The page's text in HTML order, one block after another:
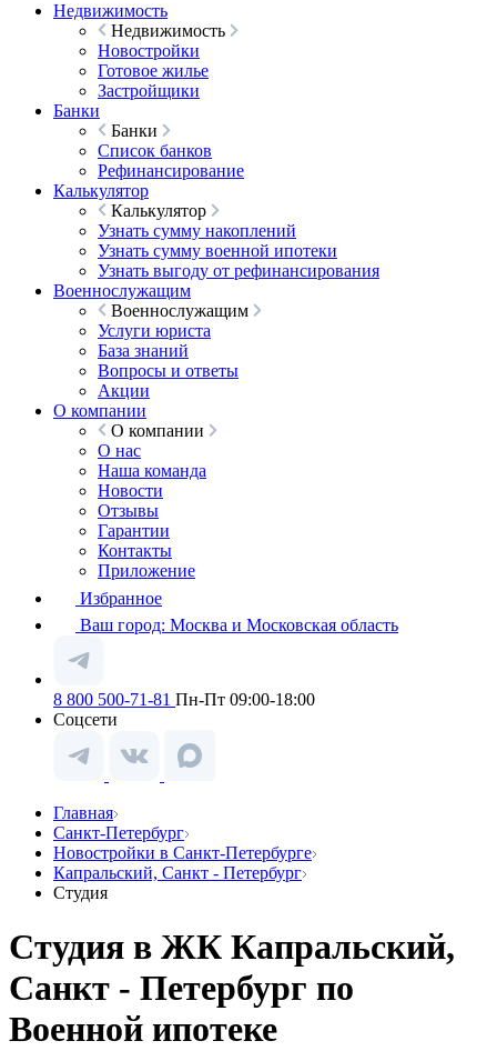
Недвижимость
Недвижимость
Новостройки
Готовое жилье
Застройщики
Банки
Банки
Список банков
Рефинансирование
Калькулятор
Калькулятор
Узнать сумму накоплений
Узнать сумму военной ипотеки
Узнать выгоду от рефинансирования
Военнослужащим
Военнослужащим
Услуги юриста
База знаний
Вопросы и ответы
Акции
О компании
О компании
О нас
Наша команда
Новости
Отзывы
Гарантии
Контакты
Приложение
Избранное
Ваш город: Москва и Московская область
8 800 500-71-81 Пн-Пт 09:00-18:00
Соцсети
Главная
Санкт-Петербург
Новостройки в Санкт-Петербурге
Капральский, Санкт - Петербург
Студия
Студия в ЖК Капральский,
Санкт - Петербург по
Военной ипотеке